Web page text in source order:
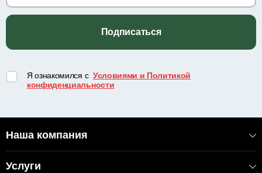
Подписаться
Я ознакомился с Условиями и Политикой
конфиденциальности
Наша компания
Услуги